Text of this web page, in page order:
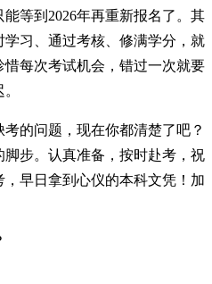
等到2026年再重新报名了。其
习、通过考核、修满学分，就
每次考试机会，错过一次就要
的问题，现在你都清楚了吧？
步。认真准备，按时赴考，祝
早日拿到心仪的本科文凭！加